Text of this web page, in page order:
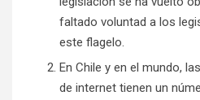
faltado voluntad a los
este flagelo.
En Chile y en el mundo,
de internet tienen un